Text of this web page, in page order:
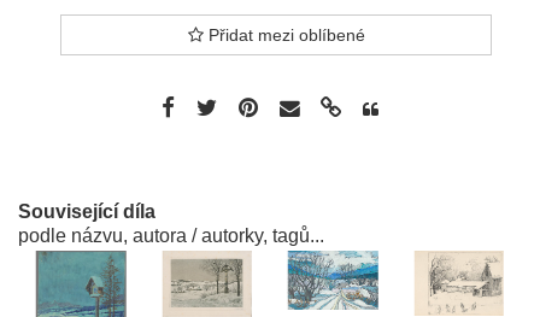
Přidat mezi oblíbené
Související díla
podle názvu, autora / autorky, tagů...